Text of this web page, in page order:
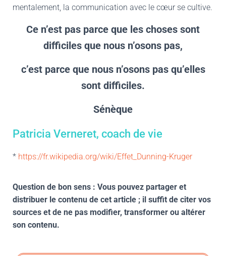
mentalement, la communication avec le cœur se cultive.
Ce n’est pas parce que les choses sont
difficiles que nous n’osons pas,
c’est parce que nous n’osons pas qu’elles
sont difficiles.
Sénèque
Patricia Verneret, coach de vie
* https://fr.wikipedia.org/wiki/Effet_Dunning-Kruger
Question de bon sens : Vous pouvez partager et
distribuer le contenu de cet article ; il suffit de citer vos
sources et de ne pas modifier, transformer ou altérer
son contenu.